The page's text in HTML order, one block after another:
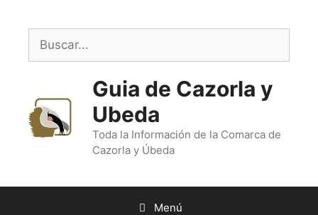
contenido
Buscar:
Guia de Cazorla y
Ubeda
Toda la Información de la Comarca de
Cazorla y Úbeda
Menú